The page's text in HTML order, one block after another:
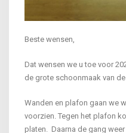
Beste wensen,
Dat wensen we u toe voor
de grote schoonmaak van de
Wanden en plafon gaan we
voorzien. Tegen het plafon
platen. Daarna de gang